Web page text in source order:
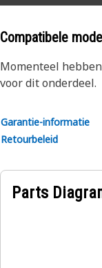
Een
waardoor warmte
Compatibele
Momenteel
voor dit onderdeel.
Garantie-informatie
Retourbeleid
Parts